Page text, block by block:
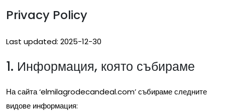
Privacy Policy
Last updated: 2025-12-30
1. Информация, която събираме
На сайта ‘elmilagrodecandeal.com’ събираме следните
видове информация: